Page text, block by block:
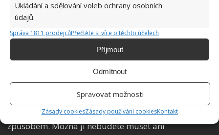
Ukládání a sdělování voleb ochrany osobních
údajů.
Správa 1811 prodejcůPřečtěte si více o těchto účelech
Příjmout
Odmítnout
Spravovat možnosti
Zásady cookiesZásady používání cookiesKontakt
Vzhledem k tomu, že manželé většinu přestavby
provedli naprosto sami a jako vybavení domku
použili především nábytek zakoupený z druhé ruky,
byla celková cena přestavby garáže na obytný
domek pro turisty neuvěřitelně nízká, pouhé čtyři
okud tedy i vy vlastníte garáž, kterou nepoužíváte,
můžete se inspirovat a zkusit ji přestavět podobným
způsobem. Možná ji nebudete muset ani